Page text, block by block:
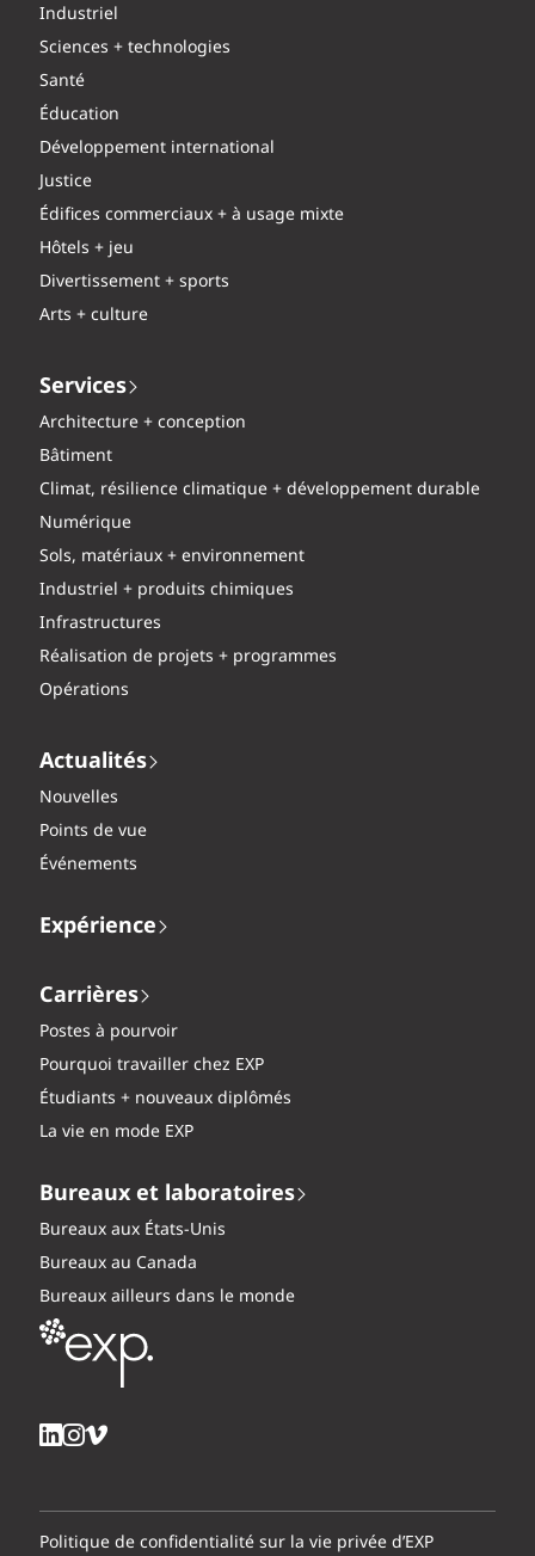
Industriel
Sciences + technologies
Santé
Éducation
Développement international
Justice
Édifices commerciaux + à usage mixte
Hôtels + jeu
Divertissement + sports
Arts + culture
Services
Architecture + conception
Bâtiment
Climat, résilience climatique + développement durable
Numérique
Sols, matériaux + environnement
Industriel + produits chimiques
Infrastructures
Réalisation de projets + programmes
Opérations
Actualités
Nouvelles
Points de vue
Événements
Expérience
Carrières
Postes à pourvoir
Pourquoi travailler chez EXP
Étudiants + nouveaux diplômés
La vie en mode EXP
Bureaux et laboratoires
Bureaux aux États-Unis
Bureaux au Canada
Bureaux ailleurs dans le monde
Politique de confidentialité sur la vie privée d’EXP